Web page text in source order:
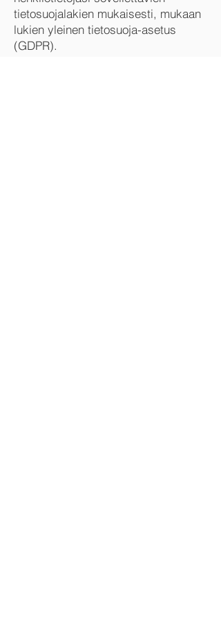
tietosuojalakien mukaisesti, mukaan
lukien yleinen tietosuoja-asetus
(GDPR).